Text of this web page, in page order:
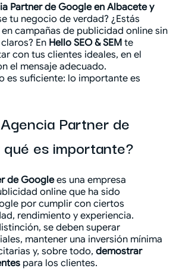
Partner de Google en Albacete y
tu negocio de verdad? ¿Estás
campañas de publicidad online sin
En Hello SEO & SEM te
con tus clientes ideales, en el
el mensaje adecuado.
es suficiente: lo importante es
Partner de
es importante?
de Googlees una empresa
online que ha sido
por cumplir con ciertos
rendimiento y experiencia.
se deben superar
mantener una inversión mínima
y, sobre todo, demostrar
para los clientes.